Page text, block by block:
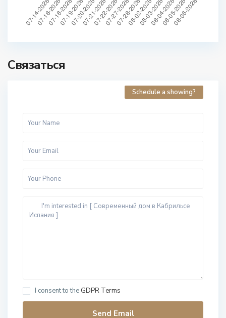
Связаться
Schedule a showing?
I consent to the GDPR Terms